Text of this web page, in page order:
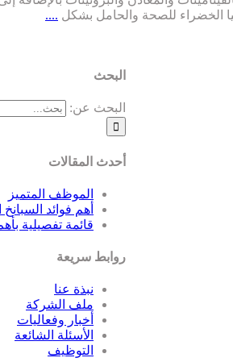
الخضراء للصحة والحامل بشكل ....
البحث
البحث عن:
أحدث المقالات
الموظف المتميز
أهم فوائد
قائمة تفصيلية
روابط سريعة
نبذة عنا
ملف الشركة
أخبار وفعاليات
الأسئلة الشائعة
التوظيف